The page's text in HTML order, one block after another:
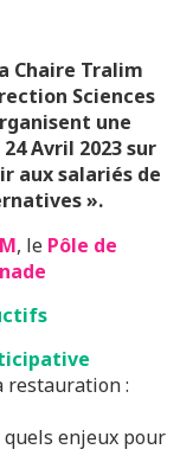
Chaire Tralim
Sciences
une
Avril 2023 sur
aux salariés de
».
, le Pôle de
restauration :
enjeux pour